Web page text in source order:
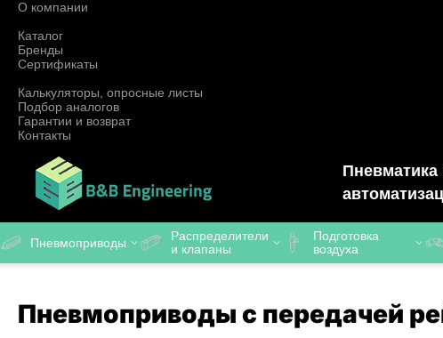
О компании
Каталог
Бренды
Сертификаты
Калькуляторы, опросные листы
Подбор аналогов
Гарантии и возврат
Контакты
Пневматика
Пневмоприводы
Распределители
и клапаны
Подготовка
воздуха
Пневмоприводы с передачей